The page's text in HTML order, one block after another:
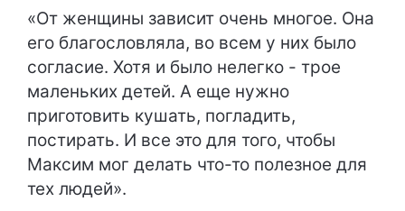
«От женщины зависит очень многое. Она
его благословляла, во всем у них было
согласие. Хотя и было нелегко - трое
маленьких детей. А еще нужно
приготовить кушать, погладить,
постирать. И все это для того, чтобы
Максим мог делать что-то полезное для
тех людей».